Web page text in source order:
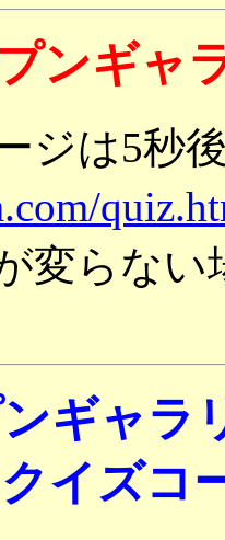
ンギャ
ジは5秒後
変らない
ギャラ
イズコ